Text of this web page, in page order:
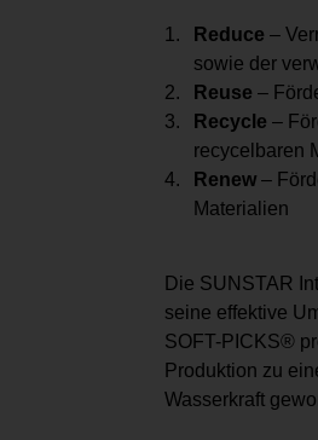
Reduce –
sowie der
Reuse –
Recycle –
recycelbaren
Renew –
Materialien
Die SUNSTAR
seine effektive
SOFT-PICKS®
Produktion zu
Wasserkraft